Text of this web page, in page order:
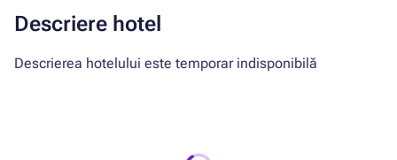
Descriere hotel
Descrierea hotelului este temporar indisponibilă